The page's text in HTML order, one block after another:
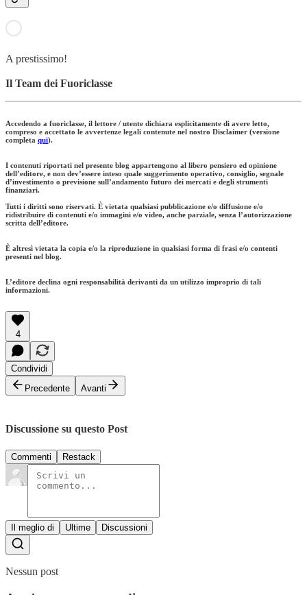
A prestissimo!
Il Team dei Fuoriclasse
Accedendo a fuoriclasse, il lettore / utente dichiara esplicitamente di avere letto,
compreso e accettato le avvertenze legali contenute nel nostro Disclaimer (versione
completa qui).
I contenuti riportati nel presente blog appartengono al libero pensiero ed opinione
dell’editore, e non dev’essere inteso quale suggerimento operativo, consiglio, segnale
d’investimento o previsione sull’andamento futuro dei mercati e degli strumenti
finanziari.
Tutti i diritti sono riservati. È vietata qualsiasi pubblicazione e/o diffusione e/o
ridistribuire di contenuti e/o immagini e/o video, anche parziale, senza l’autorizzazione
scritta dell’editore.
È altresì vietata la copia e/o la riproduzione in qualsiasi forma di frasi e/o contenti
presenti nel blog.
L’editore declina ogni responsabilità derivanti da un utilizzo improprio di tali
informazioni.
4
Condividi
Precedente
Avanti
Discussione su questo Post
Commenti Restack
Il meglio di Ultime Discussioni
Nessun post